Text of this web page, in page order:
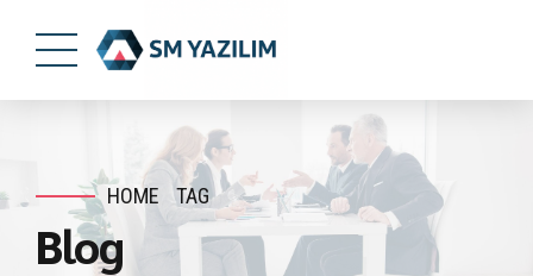
HOME TAG
Blog